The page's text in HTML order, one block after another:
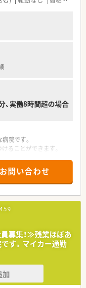
さらなる貢献を目指して
どもお任せします。
％導入されており、手
縮しています。
止システムにより、薬の
ットホームな社風が根
事を続けられます。
実働8時間超の場合
院です。
ることができます。
外処方。薬剤師は4名在
対応が可能です。
時間15分の勤務時間！
す。
い方！
！
お問い合わせ
募集！≫残業ほぼあ
す。マイカー通勤
加